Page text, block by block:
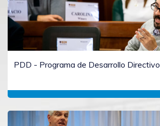
PDD - Programa de Desarrollo Directivo